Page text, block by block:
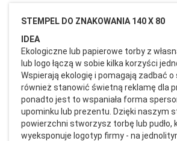
STEMPEL DO ZNAKOWANIA 140 X 80
IDEA
Ekologiczne lub papierowe torby z
lub logo łączą w sobie kilka korzyści
Wspierają ekologię i pomagają zadbać
również stanowić świetną reklamę dla
ponadto jest to wspaniała forma
upominku lub prezentu. Dzięki naszym
powierzchni stworzysz torbę lub pudło,
wyeksponuje logotyp firmy - na